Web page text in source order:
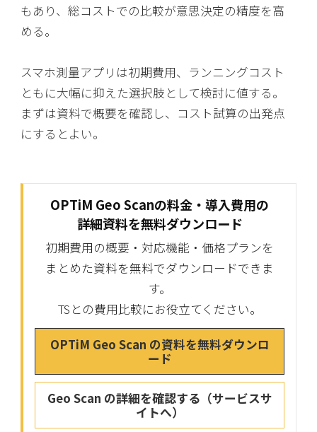
もあり、総コストでの比較が意思決定の精度を高
める。
スマホ測量アプリは初期費用、ランニングコスト
ともに大幅に抑えた選択肢として検討に値する。
まずは資料で概要を確認し、コスト試算の出発点
にするとよい。
OPTiM Geo Scanの料金・導入費用の
詳細資料を無料ダウンロード
初期費用の概要・対応機能・価格プランを
まとめた資料を無料でダウンロードできま
す。
TSとの費用比較にお役立てください。
OPTiM Geo Scan の資料を無料ダウンロ
ード
Geo Scan の詳細を確認する（サービスサ
イトへ）